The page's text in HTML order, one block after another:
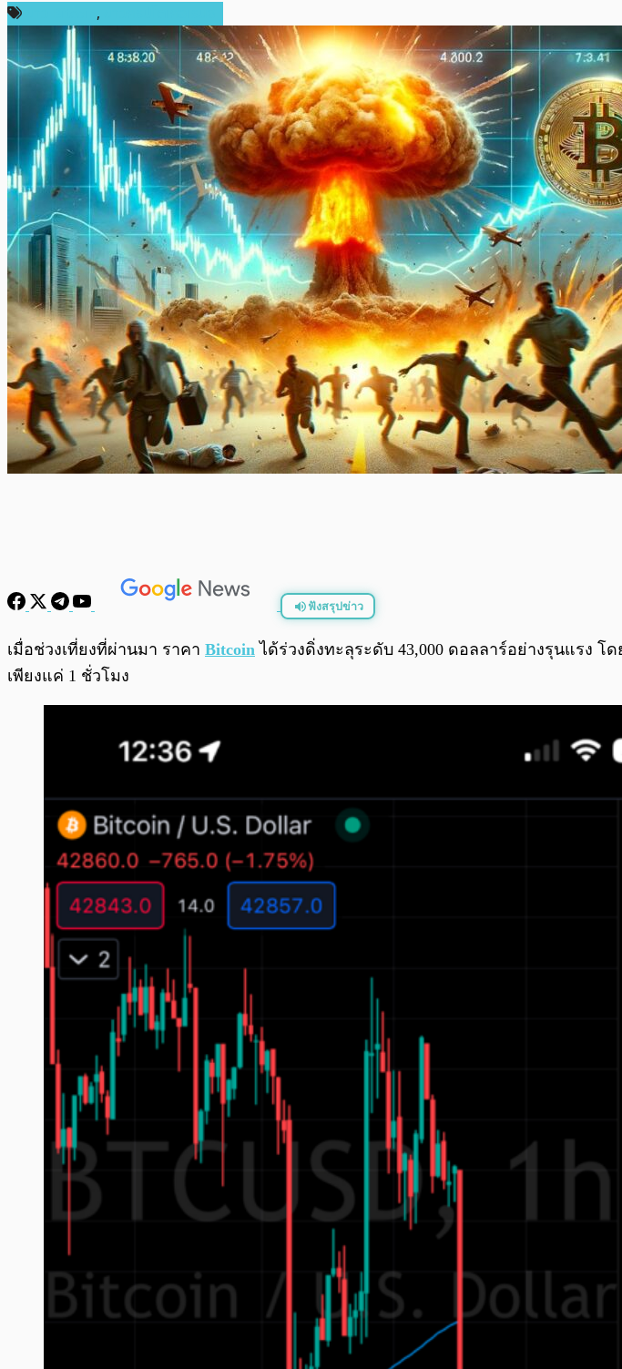
,
ฟังสรุปข่าว
พร้อมเล่น
เมื่อช่วงเที่ยงที่ผ่านมา ราคา Bitcoin ได้ร่วงดิ่งทะลุระดับ 43,000 ดอลลาร์อย่างรุนแรง โ
เพียงแค่ 1 ชั่วโมง